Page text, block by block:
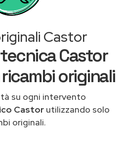
Castor
Castor
originali
su ogni intervento
Castor utilizzando solo
originali.